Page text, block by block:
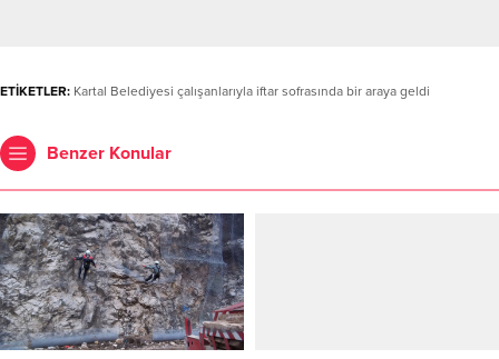
ETİKETLER: Kartal Belediyesi çalışanlarıyla iftar sofrasında bir araya geldi
Benzer Konular